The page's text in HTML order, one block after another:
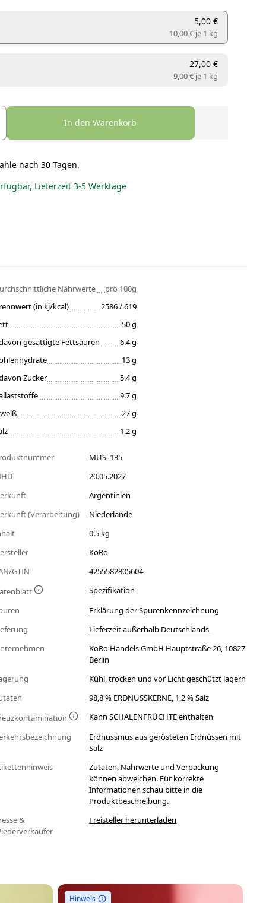
5,00 €
10,00 € je1 kg
27,00 €
9,00 € je1 kg
In den Warenkorb
nach 30 Tagen.
Lieferzeit 3-5 Werktage
Nährwerte
pro 100g
(in kj/kcal)
2586 / 619
50 g
gesättigte Fettsäuren
6.4 g
13 g
Zucker
5.4 g
9.7 g
27 g
1.2 g
MUS_135
20.05.2027
Argentinien
(Verarbeitung)
Niederlande
0.5 kg
KoRo
GTIN
4255582805604
Spezifikation
Erklärung der Spurenkennzeichnung
Lieferzeit außerhalb Deutschlands
KoRo Handels GmbH Hauptstraße 26, 10827
Berlin
Kühl, trocken und vor Licht geschützt lagern
98,8 % ERDNUSSKERNE, 1,2 % Salz
Kann SCHALENFRÜCHTE enthalten
Erdnussmus aus gerösteten Erdnüssen mit
Salz
Zutaten, Nährwerte und Verpackung
können abweichen. Für korrekte
Informationen schau bitte in die
Produktbeschreibung.
&
Freisteller herunterladen
Hinweis